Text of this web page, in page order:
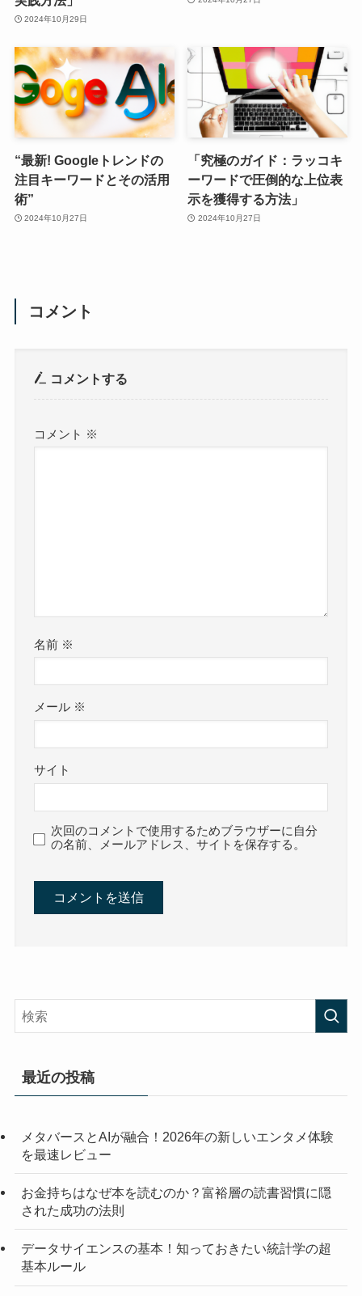
2024年10月29日
“最新! Googleトレンドの
注目キーワードとその活用
術”
2024年10月27日
「究極のガイド：ラッコキ
ーワードで圧倒的な上位表
示を獲得する方法」
2024年10月27日
コメント
コメントする
コメント ※
名前 ※
メール ※
サイト
次回のコメントで使用するためブラウザーに自分
の名前、メールアドレス、サイトを保存する。
最近の投稿
メタバースとAIが融合！2026年の新しいエンタメ体験
を最速レビュー
お金持ちはなぜ本を読むのか？富裕層の読書習慣に隠
された成功の法則
データサイエンスの基本！知っておきたい統計学の超
基本ルール